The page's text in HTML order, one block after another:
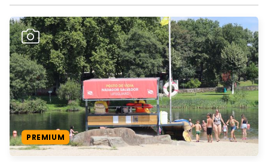
PREMIUM